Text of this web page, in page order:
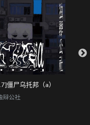
僵尸乌托邦（a）
辩公社